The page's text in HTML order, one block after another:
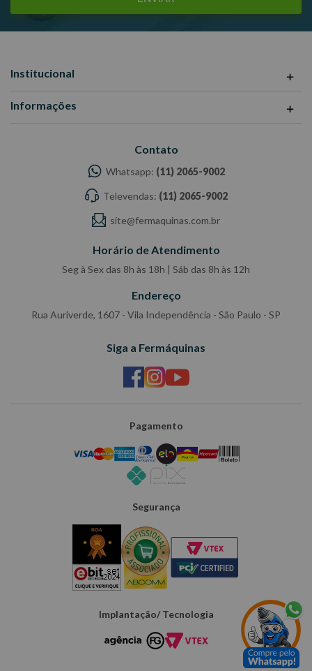
Institucional
Informações
Contato
Whatsapp: (11) 2065-9002
Televendas: (11) 2065-9002
site@fermaquinas.com.br
Horário de Atendimento
Seg à Sex das 8h às 18h | Sáb das 8h às 12h
Endereço
Rua Auriverde, 1607 - Vila Independência - São Paulo - SP
Siga a Fermáquinas
Pagamento
Segurança
Implantação/ Tecnologia